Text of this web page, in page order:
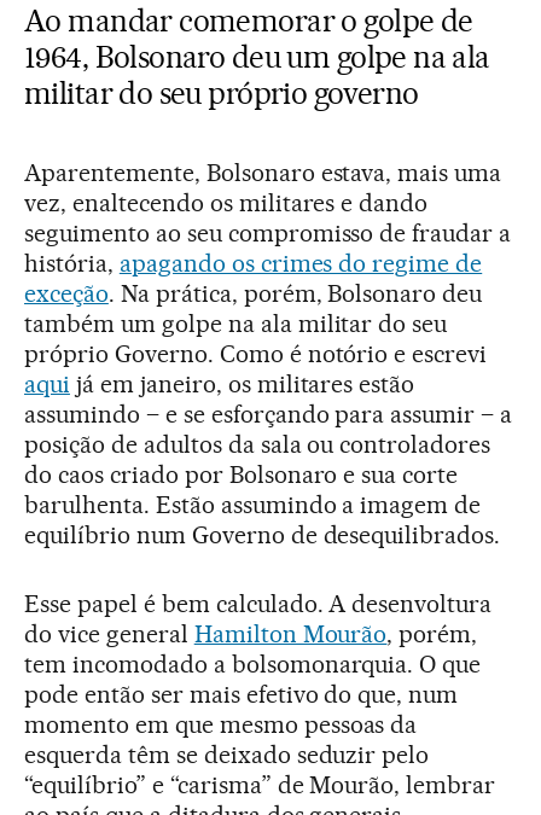
Ao mandar comemorar o golpe de
1964, Bolsonaro deu um golpe na ala
militar do seu próprio governo
Aparentemente, Bolsonaro estava, mais uma
vez, enaltecendo os militares e dando
seguimento ao seu compromisso de fraudar a
história, apagando os crimes do regime de
exceção. Na prática, porém, Bolsonaro deu
também um golpe na ala militar do seu
próprio Governo. Como é notório e escrevi
aqui já em janeiro, os militares estão
assumindo – e se esforçando para assumir – a
posição de adultos da sala ou controladores
do caos criado por Bolsonaro e sua corte
barulhenta. Estão assumindo a imagem de
equilíbrio num Governo de desequilibrados.
Esse papel é bem calculado. A desenvoltura
do vice general Hamilton Mourão, porém,
tem incomodado a bolsomonarquia. O que
pode então ser mais efetivo do que, num
momento em que mesmo pessoas da
esquerda têm se deixado seduzir pelo
“equilíbrio” e “carisma” de Mourão, lembrar